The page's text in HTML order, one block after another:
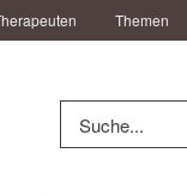
Themen